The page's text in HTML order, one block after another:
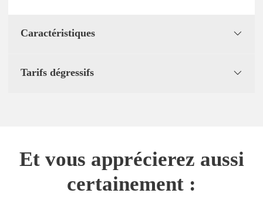
Caractéristiques
Tarifs dégressifs
Et vous apprécierez aussi
certainement :